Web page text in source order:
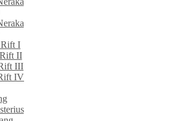
I
II
III
IV